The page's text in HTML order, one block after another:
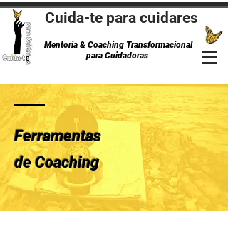
Cuida-te para cuidares
Mentoria & Coaching Transformacional
para Cuidadoras
Ferramentas
de Coaching